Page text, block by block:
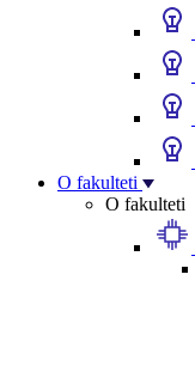
O fakulteti
O fakulteti